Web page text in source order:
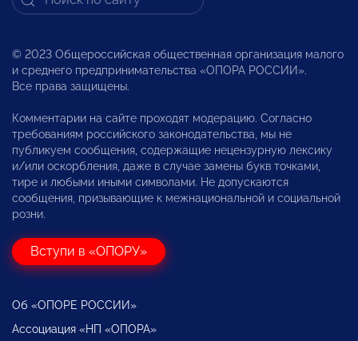
© 2023 Общероссийская общественная организация малого
и среднего предпринимательства «ОПОРА РОССИИ».
Все права защищены.
Комментарии на сайте проходят модерацию. Согласно
требованиям российского законодательства, мы не
публикуем сообщения, содержащие нецензурную лексику
и/или оскорбления, даже в случае замены букв точками,
тире и любыми иными символами. Не допускаются
сообщения, призывающие к межнациональной и социальной
розни.
Вступи в «ОПОРУ»
Об «ОПОРЕ РОССИИ»
Ассоциация «НП «ОПОРА»